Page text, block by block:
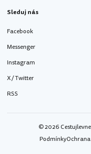
Sleduj nás
Facebook
Messenger
Instagram
X / Twitter
RSS
© 2026
Podmínky